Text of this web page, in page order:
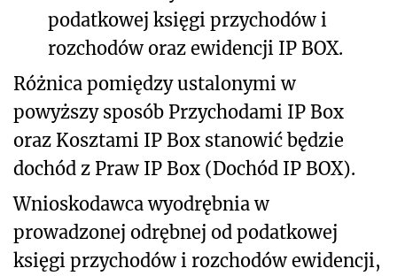
podatkowej księgi przychodów i
rozchodów oraz ewidencji IP BOX.
Różnica pomiędzy ustalonymi w
powyższy sposób Przychodami IP Box
oraz Kosztami IP Box stanowić będzie
dochód z Praw IP Box (Dochód IP BOX).
Wnioskodawca wyodrębnia w
prowadzonej odrębnej od podatkowej
księgi przychodów i rozchodów ewidencji,